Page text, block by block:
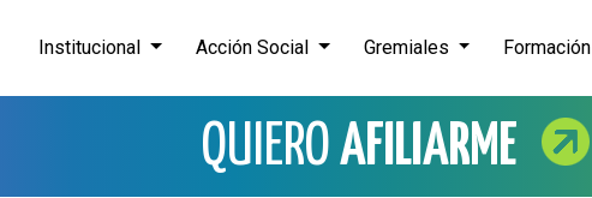
Institucional Acción Social Gremiales Formación
QUIEROAFILIARME